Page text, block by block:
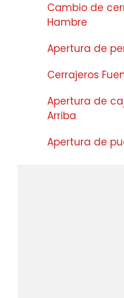
Cambio de
Hambre
Apertura de
Cerrajeros
Apertura de
Arriba
Apertura de